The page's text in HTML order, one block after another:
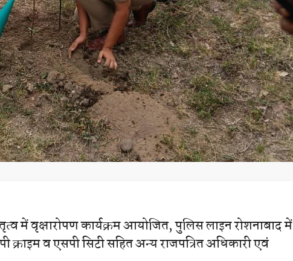
में वृक्षारोपण कार्यक्रम आयोजित, पुलिस लाइन रोशनाबाद में
व एसपी सिटी सहित अन्य राजपत्रित अधिकारी एवं